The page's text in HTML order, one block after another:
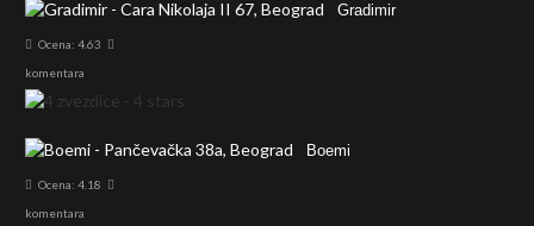
Gradimir
Ocena: 4.63
komentara
Boemi
Ocena: 4.18
komentara